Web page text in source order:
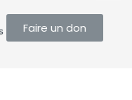
Faire un don